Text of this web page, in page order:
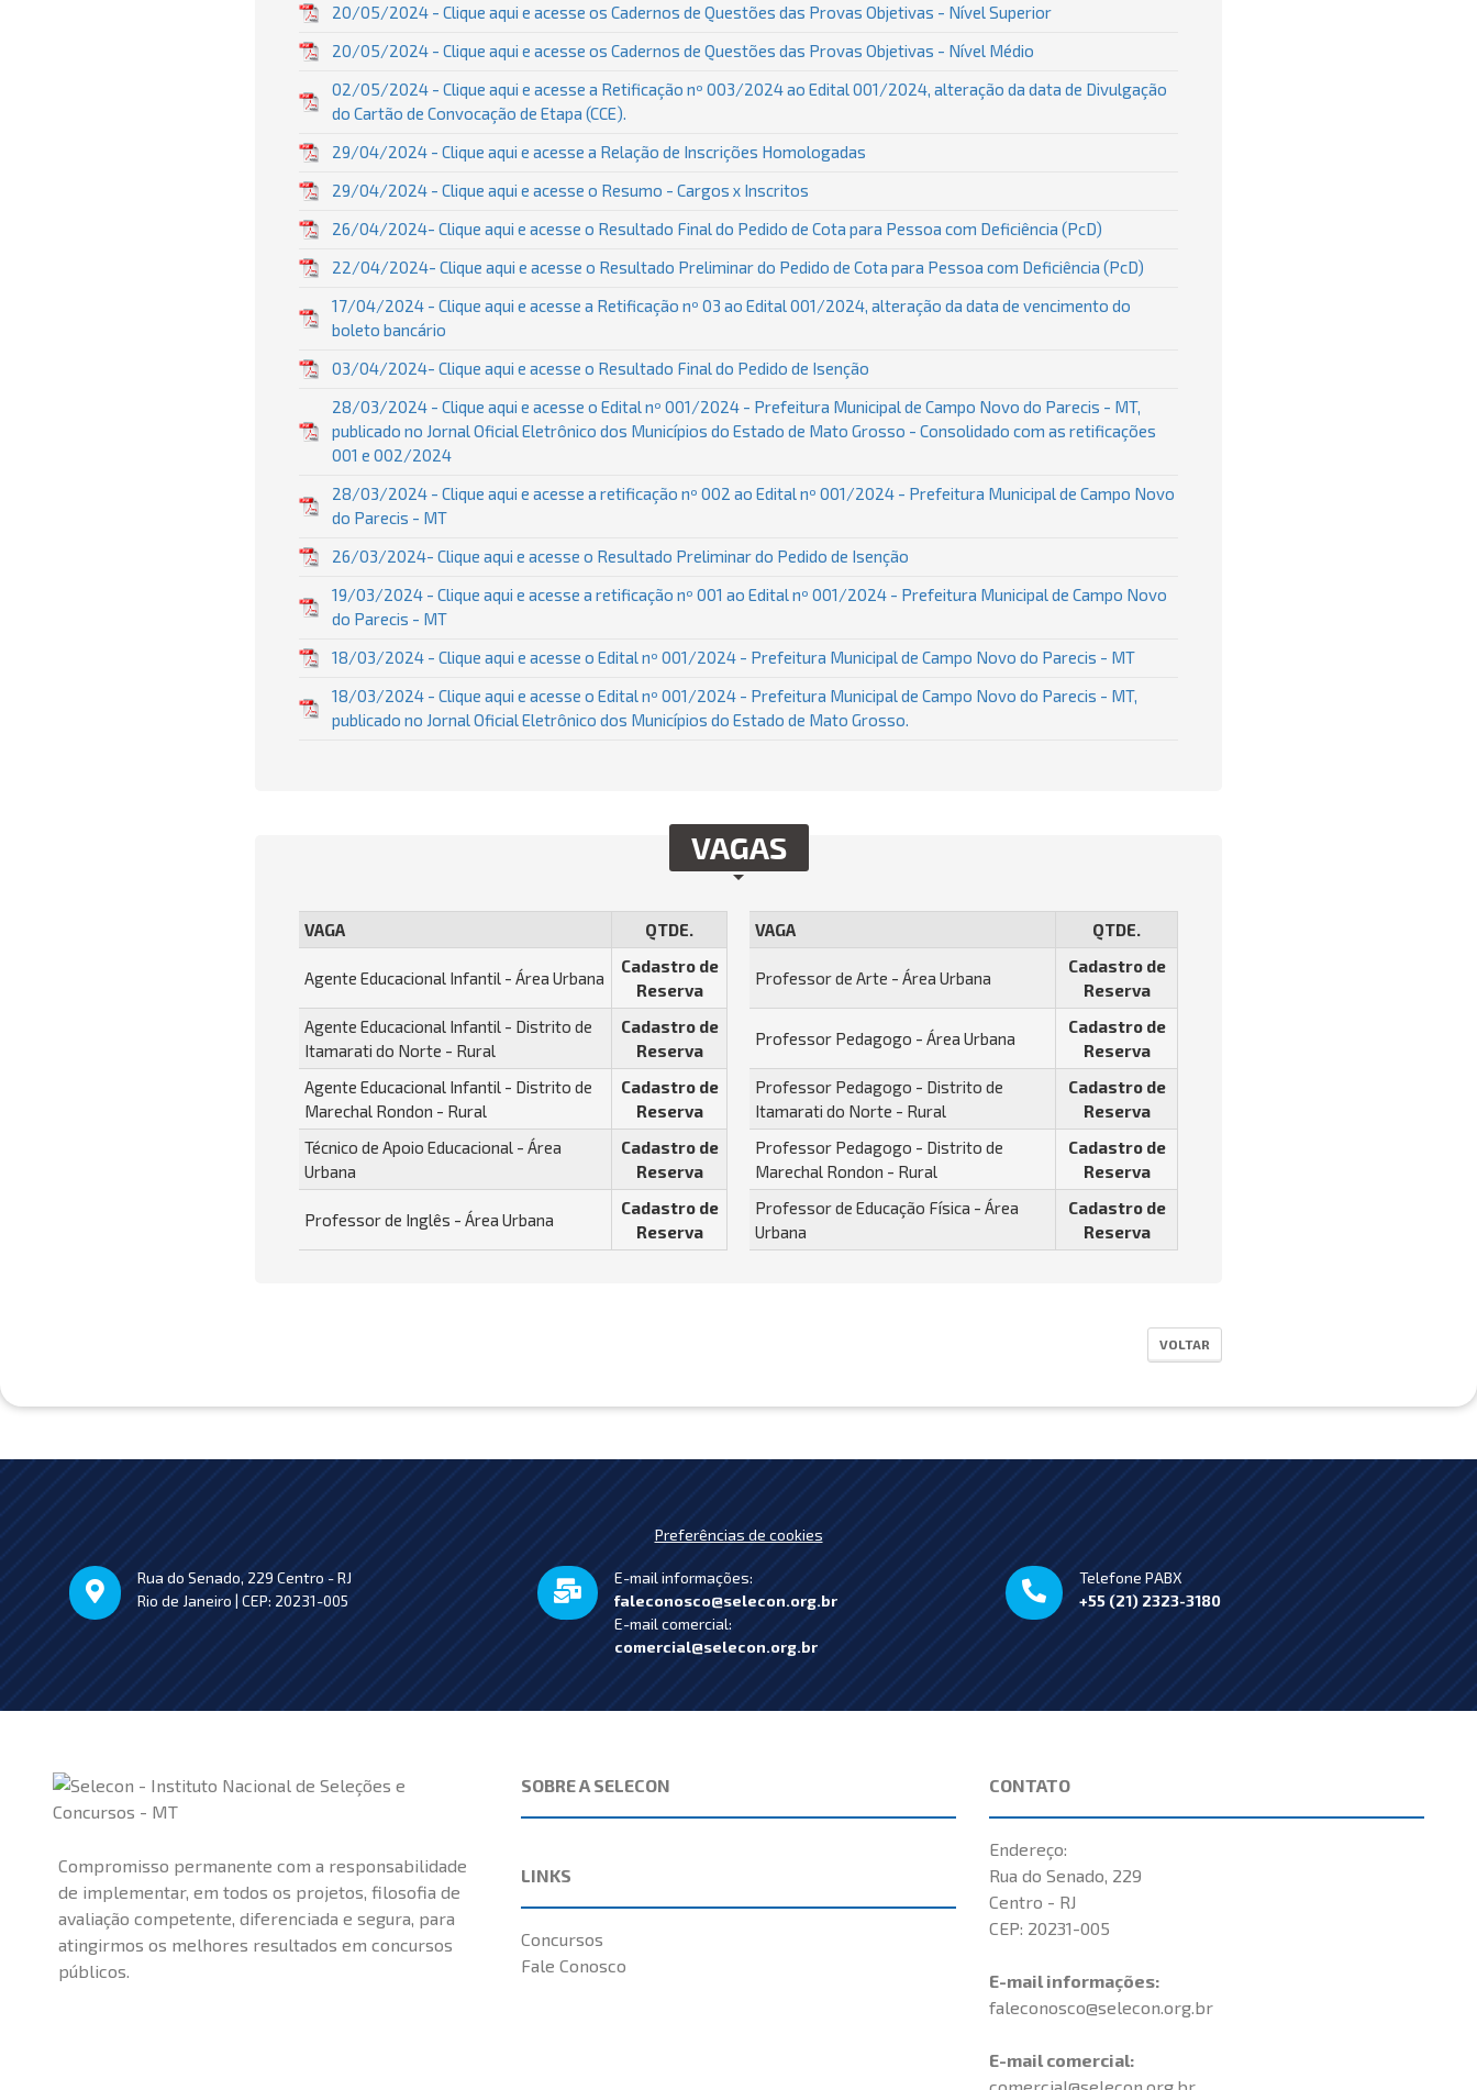
20/05/2024 - Clique aqui e acesse os Cadernos de Questões das Provas Objetivas - Nível Superior
20/05/2024 - Clique aqui e acesse os Cadernos de Questões das Provas Objetivas - Nível Médio
02/05/2024 - Clique aqui e acesse a Retificação nº 003/2024 ao Edital 001/2024, alteração da data de Divulgação
do Cartão de Convocação de Etapa (CCE).
29/04/2024 - Clique aqui e acesse a Relação de Inscrições Homologadas
29/04/2024 - Clique aqui e acesse o Resumo - Cargos x Inscritos
26/04/2024- Clique aqui e acesse o Resultado Final do Pedido de Cota para Pessoa com Deficiência (PcD)
22/04/2024- Clique aqui e acesse o Resultado Preliminar do Pedido de Cota para Pessoa com Deficiência (PcD)
17/04/2024 - Clique aqui e acesse a Retificação nº 03 ao Edital 001/2024, alteração da data de vencimento do
boleto bancário
03/04/2024- Clique aqui e acesse o Resultado Final do Pedido de Isenção
28/03/2024 - Clique aqui e acesse o Edital nº 001/2024 - Prefeitura Municipal de Campo Novo do Parecis - MT,
publicado no Jornal Oficial Eletrônico dos Municípios do Estado de Mato Grosso - Consolidado com as retificações
001 e 002/2024
28/03/2024 - Clique aqui e acesse a retificação nº 002 ao Edital nº 001/2024 - Prefeitura Municipal de Campo Novo
do Parecis - MT
26/03/2024- Clique aqui e acesse o Resultado Preliminar do Pedido de Isenção
19/03/2024 - Clique aqui e acesse a retificação nº 001 ao Edital nº 001/2024 - Prefeitura Municipal de Campo Novo
do Parecis - MT
18/03/2024 - Clique aqui e acesse o Edital nº 001/2024 - Prefeitura Municipal de Campo Novo do Parecis - MT
18/03/2024 - Clique aqui e acesse o Edital nº 001/2024 - Prefeitura Municipal de Campo Novo do Parecis - MT,
publicado no Jornal Oficial Eletrônico dos Municípios do Estado de Mato Grosso.
VAGAS
VAGA QTDE.
Agente Educacional Infantil - Área Urbana
Cadastro de
Reserva
Agente Educacional Infantil - Distrito de
Itamarati do Norte - Rural
Cadastro de
Reserva
Agente Educacional Infantil - Distrito de
Marechal Rondon - Rural
Cadastro de
Reserva
Técnico de Apoio Educacional - Área
Urbana
Cadastro de
Reserva
Professor de Inglês - Área Urbana
Cadastro de
Reserva
VAGA QTDE.
Professor de Arte - Área Urbana
Cadastro de
Reserva
Professor Pedagogo - Área Urbana
Cadastro de
Reserva
Professor Pedagogo - Distrito de
Itamarati do Norte - Rural
Cadastro de
Reserva
Professor Pedagogo - Distrito de
Marechal Rondon - Rural
Cadastro de
Reserva
Professor de Educação Física - Área
Urbana
Cadastro de
Reserva
VOLTAR
Preferências de cookies
Rua do Senado, 229 Centro - RJ
Rio de Janeiro | CEP: 20231-005
E-mail informações:
faleconosco@selecon.org.br
E-mail comercial:
comercial@selecon.org.br
Telefone PABX
+55 (21) 2323-3180
Compromisso permanente com a responsabilidade
de implementar, em todos os projetos, filosofia de
avaliação competente, diferenciada e segura, para
atingirmos os melhores resultados em concursos
públicos.
SOBRE A SELECON
LINKS
Concursos
Fale Conosco
CONTATO
Endereço:
Rua do Senado, 229
Centro - RJ
CEP: 20231-005
E-mail informações:
faleconosco@selecon.org.br
E-mail comercial: